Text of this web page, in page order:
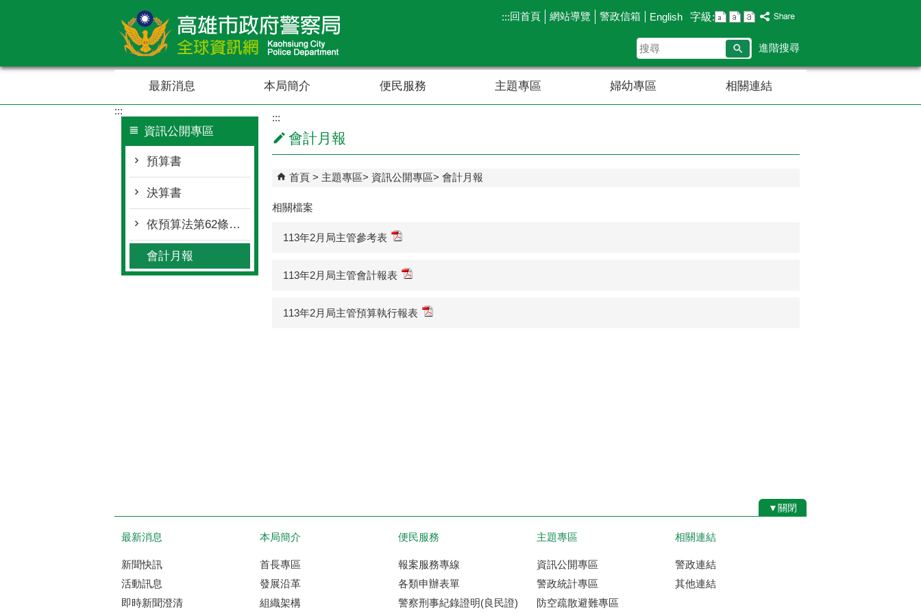
:::回首頁 網站導覽 警政信箱 English 字級:
搜
尋
進階搜尋
最新消息 本局簡介 便民服務 主題專區 婦幼專區 相關連結
:::
資訊公開專區
預算書
決算書
依預算法第62條之1公告執行情形表
會計月報
:::
會計月報
首頁 主題專區 資訊公開專區 會計月報
相關檔案
113年2月局主管參考表
113年2月局主管會計報表
113年2月局主管預算執行報表
▼關閉
最新消息
新聞快訊
活動訊息
即時新聞澄清
本局簡介
首長專區
發展沿革
組織架構
便民服務
報案服務專線
各類申辦表單
警察刑事紀錄證明(良民證)
主題專區
資訊公開專區
警政統計專區
防空疏散避難專區
相關連結
警政連結
其他連結